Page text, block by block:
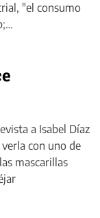
"el consumo
a Isabel Díaz
con uno de
mascarillas